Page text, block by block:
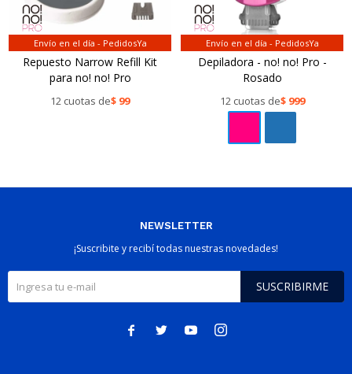
Envío en el día - PedidosYa
Repuesto Narrow Refill Kit
para no! no! Pro
12 cuotas de$ 99
Envío en el día - PedidosYa
Depiladora - no! no! Pro -
Rosado
12 cuotas de$ 999
NEWSLETTER
¡Suscribite y recibí todas nuestras novedades!
SUSCRIBIRME
   